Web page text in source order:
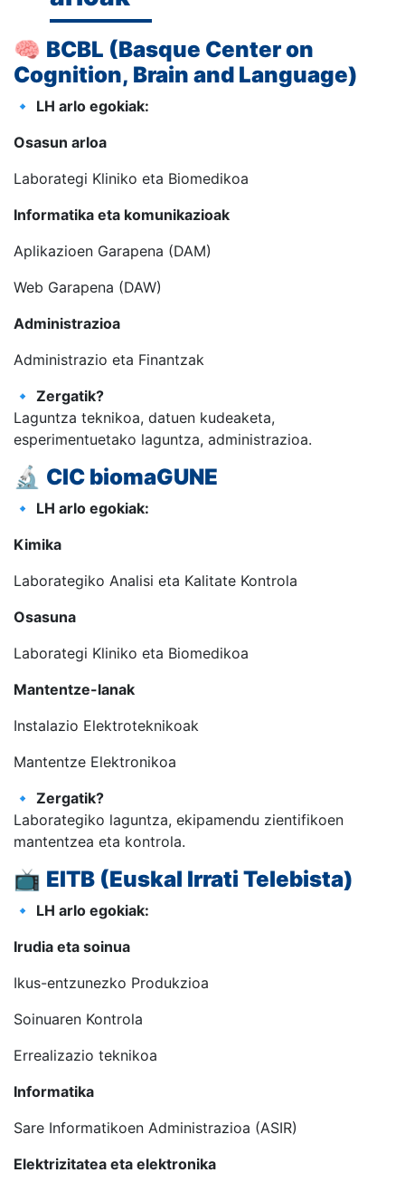
🧠 BCBL (Basque Center on
Cognition, Brain and Language)
🔹 LH arlo egokiak:
Osasun arloa
Laborategi Kliniko eta Biomedikoa
Informatika eta komunikazioak
Aplikazioen Garapena (DAM)
Web Garapena (DAW)
Administrazioa
Administrazio eta Finantzak
🔹 Zergatik?
Laguntza teknikoa, datuen kudeaketa,
esperimentuetako laguntza, administrazioa.
🔬 CIC biomaGUNE
🔹 LH arlo egokiak:
Kimika
Laborategiko Analisi eta Kalitate Kontrola
Osasuna
Laborategi Kliniko eta Biomedikoa
Mantentze-lanak
Instalazio Elektroteknikoak
Mantentze Elektronikoa
🔹 Zergatik?
Laborategiko laguntza, ekipamendu zientifikoen
mantentzea eta kontrola.
📺 EITB (Euskal Irrati Telebista)
🔹 LH arlo egokiak:
Irudia eta soinua
Ikus-entzunezko Produkzioa
Soinuaren Kontrola
Errealizazio teknikoa
Informatika
Sare Informatikoen Administrazioa (ASIR)
Elektrizitatea eta elektronika